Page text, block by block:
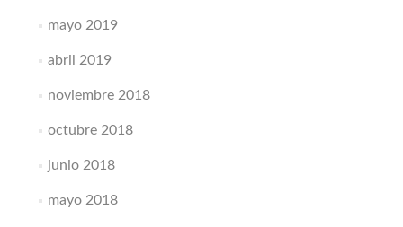
mayo 2019
abril 2019
noviembre 2018
octubre 2018
junio 2018
mayo 2018